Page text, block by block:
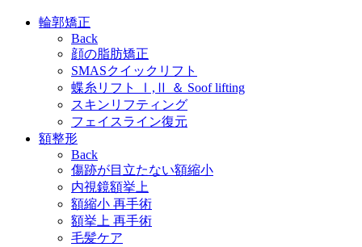
輪郭矯正
Back
顔の脂肪矯正
SMASクイックリフト
蝶糸リフト Ⅰ,Ⅱ ＆ Soof lifting
スキンリフティング
フェイスライン復元
額整形
Back
傷跡が目立たない額縮小
内視鏡額挙上
額縮小 再手術
額挙上 再手術
毛髪ケア